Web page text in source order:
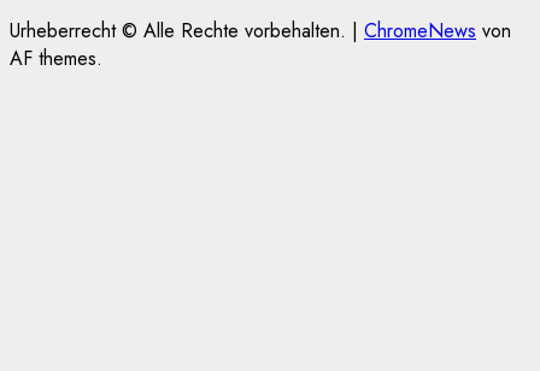
Urheberrecht © Alle Rechte vorbehalten. | ChromeNews von
AF themes.